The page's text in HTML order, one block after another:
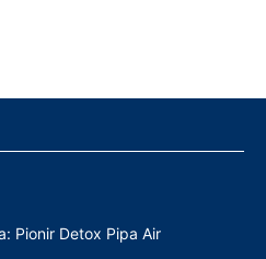
Pionir Detox Pipa Air